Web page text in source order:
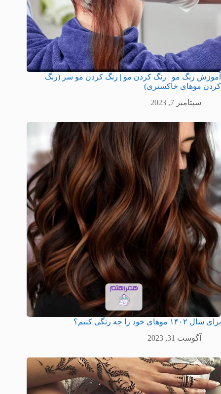
آموزش رنگ مو | رنگ کردن مو | رنگ کردن مو سر (رنگ
کردن موهای خاکستری)
سپتامبر 7, 2023
برای سال ۱۴۰۲ موهای خود را چه رنگی کنیم؟
آگوست 31, 2023